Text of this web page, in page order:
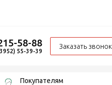
58-88
55-39-39
Заказать звонок
Покупателям